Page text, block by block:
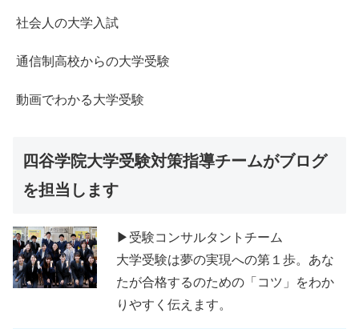
社会人の大学入試
通信制高校からの大学受験
動画でわかる大学受験
四谷学院大学受験対策指導チームがブログ
を担当します
▶受験コンサルタントチーム
大学受験は夢の実現への第１歩。あな
たが合格するのための「コツ」をわか
りやすく伝えます。